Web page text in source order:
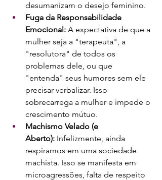
desumanizam o desejo feminino.
Fuga da Responsabilidade
Emocional: A expectativa de que a
mulher seja a "terapeuta", a
"resolutora" de todos os
problemas dele, ou que
"entenda" seus humores sem ele
precisar verbalizar. Isso
sobrecarrega a mulher e impede o
crescimento mútuo.
Machismo Velado (e
Aberto): Infelizmente, ainda
respiramos em uma sociedade
machista. Isso se manifesta em
microagressões, falta de respeito